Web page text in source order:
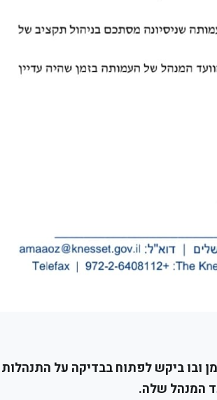
ובו ביקש לפתוח בבדיקה על
המנהל שלה.